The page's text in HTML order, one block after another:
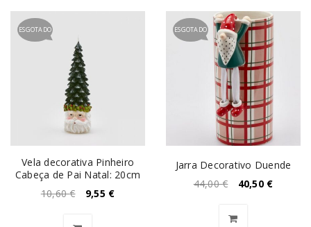
ESGOTADO
Vela decorativa Pinheiro
Cabeça de Pai Natal: 20cm
10,60€ 9,55 €
ESGOTADO
Jarra Decorativo Duende
44,00€ 40,50 €